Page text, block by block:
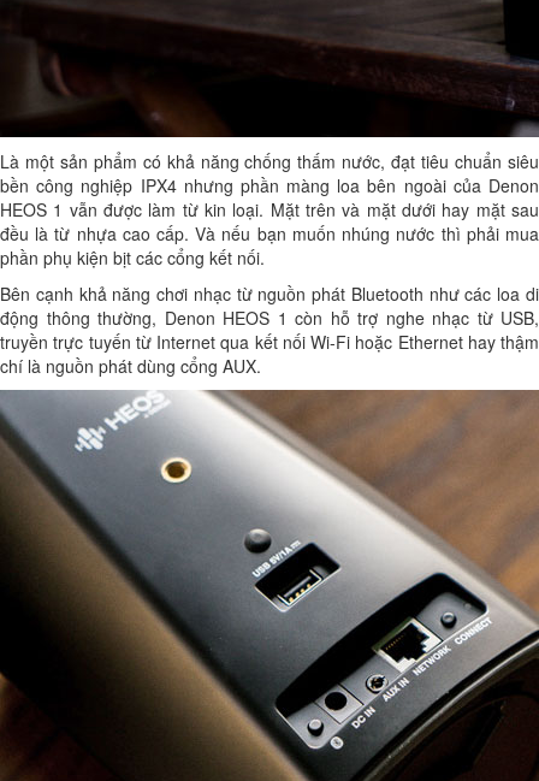
Là một sản phẩm có khả năng chống thấm nước, đạt tiêu chuẩn siêu
bền công nghiệp IPX4 nhưng phần màng loa bên ngoài của Denon
HEOS 1 vẫn được làm từ kin loại. Mặt trên và mặt dưới hay mặt sau
đều là từ nhựa cao cấp. Và nếu bạn muốn nhúng nước thì phải mua
phần phụ kiện bịt các cổng kết nối.
Bên cạnh khả năng chơi nhạc từ nguồn phát Bluetooth như các loa di
động thông thường, Denon HEOS 1 còn hỗ trợ nghe nhạc từ USB,
truyền trực tuyến từ Internet qua kết nối Wi-Fi hoặc Ethernet hay thậm
chí là nguồn phát dùng cổng AUX.